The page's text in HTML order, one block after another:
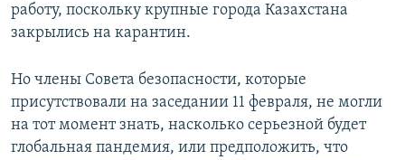
работу, поскольку крупные города Казахстана
закрылись на карантин.
Но члены Совета безопасности, которые
присутствовали на заседании 11 февраля, не могли
на тот момент знать, насколько серьезной будет
глобальная пандемия, или предположить, что